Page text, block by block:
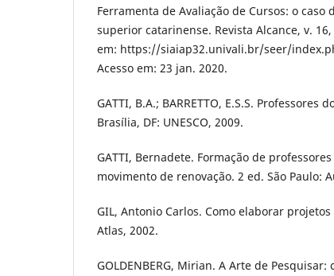
Ferramenta de Avaliação de Cursos: o
superior catarinense. Revista Alcance, v.
em: https://siaiap32.univali.br/seer/
Acesso em: 23 jan. 2020.
GATTI, B.A.; BARRETTO, E.S.S. Professores
Brasília, DF: UNESCO, 2009.
GATTI, Bernadete. Formação de
movimento de renovação. 2 ed. São Paulo:
GIL, Antonio Carlos. Como elaborar
Atlas, 2002.
GOLDENBERG, Mirian. A Arte de